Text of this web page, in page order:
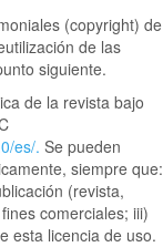
(copyright) de
de las
siguiente.
de la revista bajo
es/.Se pueden
siempre que:
(revista,
comerciales; iii)
esta licencia de uso.